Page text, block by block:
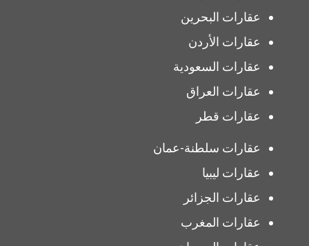
عقارات البحرين
عقارات الأردن
عقارات السعودية
عقارات العراق
عقارات قطر
عقارات سلطنة-عمان
عقارات ليبيا
عقارات الجزائر
عقارات المغرب